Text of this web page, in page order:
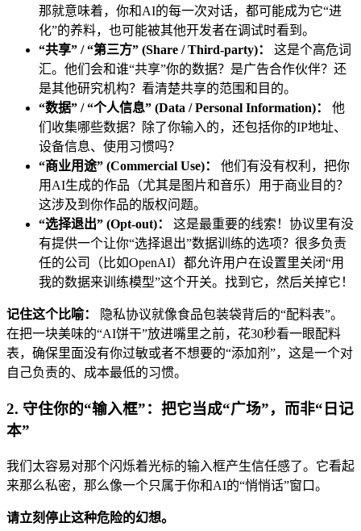
那就意味着，你和AI的每一次对话，都可能成为它“进
化”的养料，也可能被其他开发者在调试时看到。
“共享” / “第三方” (Share / Third-party)：
这是个高危词
汇。他们会和谁“共享”你的数据？是广告合作伙伴？还
是其他研究机构？看清楚共享的范围和目的。
“数据” / “个人信息” (Data / Personal Information)：
他
们收集哪些数据？除了你输入的，还包括你的IP地址、
设备信息、使用习惯吗？
“商业用途” (Commercial Use)：
他们有没有权利，把你
用AI生成的作品（尤其是图片和音乐）用于商业目的？
这涉及到你作品的版权问题。
“选择退出” (Opt-out)：
这是最重要的线索！协议里有没
有提供一个让你“选择退出”数据训练的选项？很多负责
任的公司（比如OpenAI）都允许用户在设置里关闭“用
我的数据来训练模型”这个开关。找到它，然后关掉它！
记住这个比喻：
隐私协议就像食品包装袋背后的“配料表”。
在把一块美味的“AI饼干”放进嘴里之前，花30秒看一眼配料
表，确保里面没有你过敏或者不想要的“添加剂”，这是一个对
自己负责的、成本最低的习惯。
2. 守住你的“输入框”：把它当成“广场”，而非“日记
本”
我们太容易对那个闪烁着光标的输入框产生信任感了。它看起
来那么私密，那么像一个只属于你和AI的“悄悄话”窗口。
请立刻停止这种危险的幻想。